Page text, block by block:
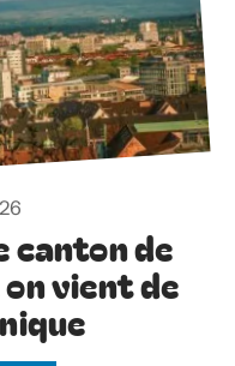
canton de
vient de